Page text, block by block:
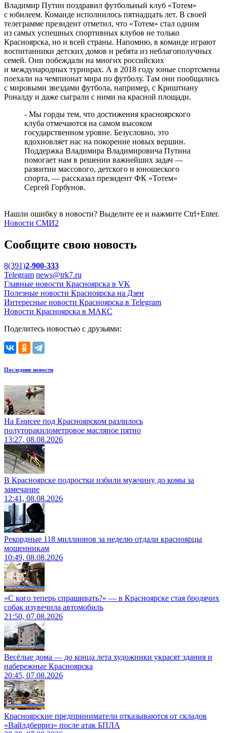
Владимир Путин поздравил футбольный клуб «Тотем»
с юбилеем. Команде исполнилось пятнадцать лет. В своей
телеграмме президент отметил, что «Тотем» стал одним
из самых успешных спортивных клубов не только
Красноярска, но и всей страны. Напомню, в команде играют
воспитанники детских домов и ребята из неблагополучных
семей. Они побеждали на многих российских
и международных турнирах. А в 2018 году юные спортсмены
поехали на чемпионат мира по футболу. Там они пообщались
с мировыми звездами футбола, например, с Криштиану
Роналду и даже сыграли с ними на красной площади.
- Мы горды тем, что достижения красноярского
клуба отмечаются на самом высоком
государственном уровне. Безусловно, это
вдохновляет нас на покорение новых вершин.
Поддержка Владимира Владимировича Путина
помогает нам в решении важнейших задач —
развитии массового, детского и юношеского
спорта, — рассказал президент ФК «Тотем»
Сергей Горбунов.
Нашли ошибку в новости? Выделите ее и нажмите Ctrl+Enter.
Новости СМИ2
Сообщите свою новость
8(391)2-900-333
Telegram news@trk7.ru
Главные новости Красноярска в VK
Полезные новости Красноярска на Дзен
Интересные новости Красноярска в Telegram
Новости Красноярска в МАКС
Поделитесь новостью с друзьями:
Последние новости
На Енисее под Красноярском разлилось
полуторакилометровое масляное пятно
13:27, 08.08.2026
В Красноярске подростки избили мужчину до комы за
замечание
12:41, 08.08.2026
Рекордные 118 миллионов за неделю отдали красноярцы
мошенникам
10:49, 08.08.2026
«С кого теперь спрашивать?» — в Красноярске стая бродячих
собак изувечила автомобиль
21:50, 07.08.2026
Весёлые дома — до конца лета художники украсят здания и
набережные Красноярска
20:45, 07.08.2026
Красноярские предприниматели отказываются от складов
«Вайлдберриз» после атак БПЛА